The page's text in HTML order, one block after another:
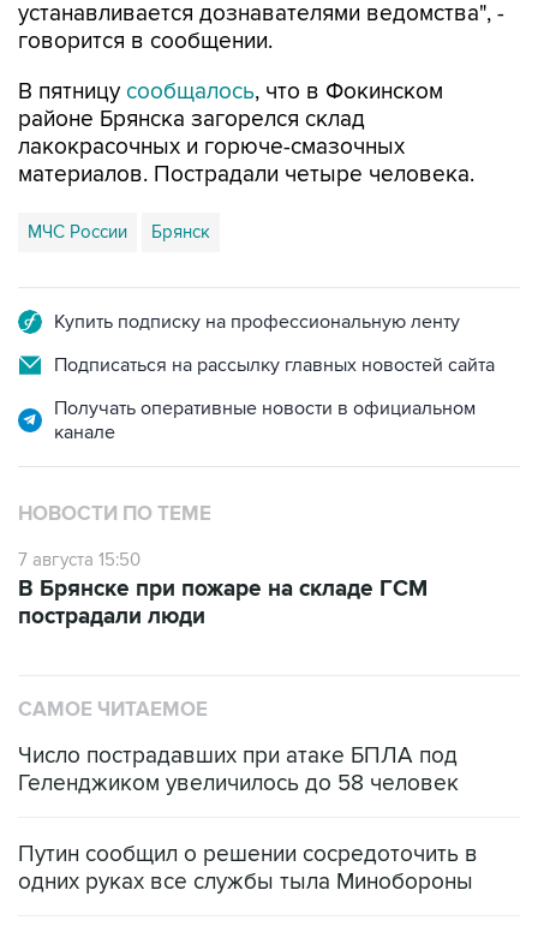
устанавливается дознавателями ведомства", -
говорится в сообщении.
В пятницу сообщалось, что в Фокинском
районе Брянска загорелся склад
лакокрасочных и горюче-смазочных
материалов. Пострадали четыре человека.
МЧС России Брянск
Купить подписку на профессиональную ленту
Подписаться на рассылку главных новостей сайта
Получать оперативные новости в официальном
канале
НОВОСТИ ПО ТЕМЕ
7 августа 15:50
В Брянске при пожаре на складе ГСМ
пострадали люди
САМОЕ ЧИТАЕМОЕ
Число пострадавших при атаке БПЛА под
Геленджиком увеличилось до 58 человек
Путин сообщил о решении сосредоточить в
одних руках все службы тыла Минобороны